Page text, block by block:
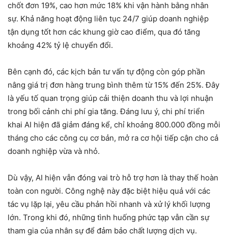
chốt đơn 19%, cao hơn mức 18% khi vận hành bằng nhân
sự. Khả năng hoạt động liên tục 24/7 giúp doanh nghiệp
tận dụng tốt hơn các khung giờ cao điểm, qua đó tăng
khoảng 42% tỷ lệ chuyển đổi.
Bên cạnh đó, các kịch bản tư vấn tự động còn góp phần
nâng giá trị đơn hàng trung bình thêm từ 15% đến 25%. Đây
là yếu tố quan trọng giúp cải thiện doanh thu và lợi nhuận
trong bối cảnh chi phí gia tăng. Đáng lưu ý, chi phí triển
khai AI hiện đã giảm đáng kể, chỉ khoảng 800.000 đồng mỗi
tháng cho các công cụ cơ bản, mở ra cơ hội tiếp cận cho cả
doanh nghiệp vừa và nhỏ.
Dù vậy, AI hiện vẫn đóng vai trò hỗ trợ hơn là thay thế hoàn
toàn con người. Công nghệ này đặc biệt hiệu quả với các
tác vụ lặp lại, yêu cầu phản hồi nhanh và xử lý khối lượng
lớn. Trong khi đó, những tình huống phức tạp vẫn cần sự
tham gia của nhân sự để đảm bảo chất lượng dịch vụ.